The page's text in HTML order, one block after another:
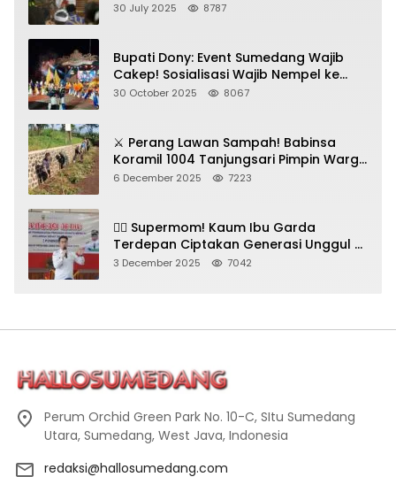
Gadungan Pemeras Kades
30 July 2025 8787
Bupati Dony: Event Sumedang Wajib
Cakep! Sosialisasi Wajib Nempel ke
Seni Budaya!
30 October 2025 8067
⚔️ Perang Lawan Sampah! Babinsa
Koramil 1004 Tanjungsari Pimpin Warga
Bersihkan Gorong-Gorong & Plastik
6 December 2025 7223
🦸‍♀️ Supermom! Kaum Ibu Garda
Terdepan Ciptakan Generasi Unggul di
Sumedang
3 December 2025 7042
Perum Orchid Green Park No. 10-C, SItu Sumedang
Utara, Sumedang, West Java, Indonesia
redaksi@hallosumedang.com